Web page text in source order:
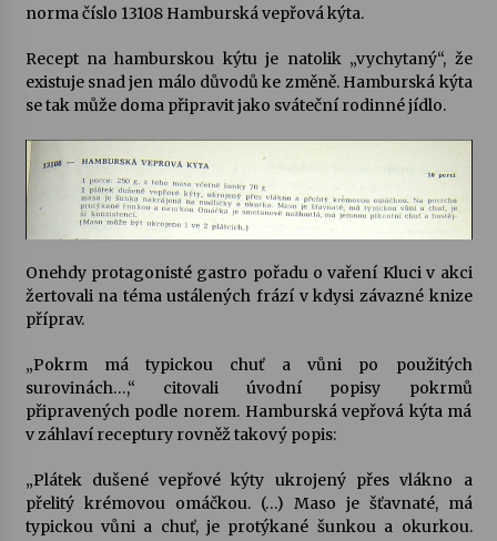
odkaz Josefa Čapka
13. 7. 2026
Varhanní recitál Michala Novenka v Klášteře
Želiv
3. 7. 2026
Petr Adamec – Malovaný svět
30. 6. 2026
norma číslo 13108 Hamburská vepřová kýta.
Recept na hamburskou kýtu je natolik „vychytaný“, že
existuje snad jen málo důvodů ke změně. Hamburská kýta
se tak může doma připravit jako sváteční rodinné jídlo.
Onehdy protagonisté gastro pořadu o vaření Kluci v akci
žertovali na téma ustálených frází v kdysi závazné knize
příprav.
„Pokrm má typickou chuť a vůni po použitých
surovinách…,“ citovali úvodní popisy pokrmů
připravených podle norem. Hamburská vepřová kýta má
v záhlaví receptury rovněž takový popis:
„Plátek dušené vepřové kýty ukrojený přes vlákno a
přelitý krémovou omáčkou. (…) Maso je šťavnaté, má
typickou vůni a chuť, je protýkané šunkou a okurkou.